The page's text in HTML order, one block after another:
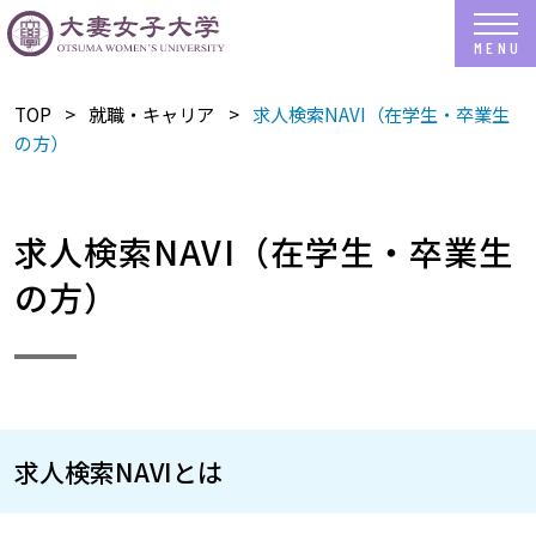
TOP 就職・キャリア
求人検索NAVI（在学生・卒業生
の方）
求人検索NAVI（在学生・卒業生
の方）
求人検索NAVIとは